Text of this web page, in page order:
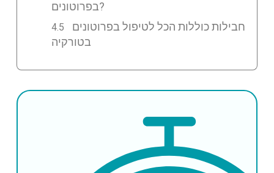
בפרוטונים?
חבילות כוללות הכל לטיפול בפרוטונים
בטורקיה